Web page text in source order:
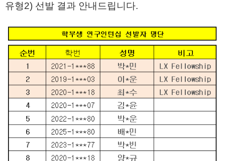
유형2) 선발 결과 안내드립니다.